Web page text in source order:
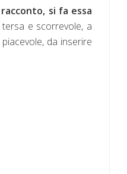
si fa essa
e scorrevole, a
da inserire